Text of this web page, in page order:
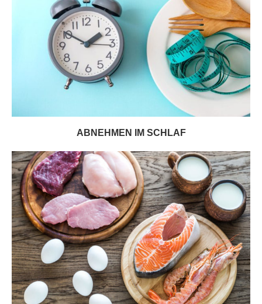
ABNEHMEN IM SCHLAF